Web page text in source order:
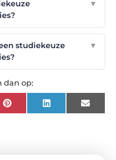
▼
studiekeuze
▼
dan op:
PinterestLinkedIn Email